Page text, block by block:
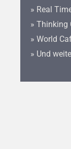
» Real
» Thinking
» World
» Und